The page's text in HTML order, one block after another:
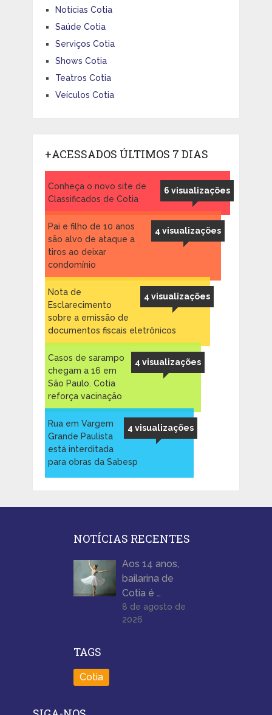
Notícias Cotia
Saúde Cotia
Serviços Cotia
Shows Cotia
Teatros Cotia
Veículos Cotia
+ACESSADOS ÚLTIMOS 7 DIAS
6 visualizações
Conheça o novo site de
Classificados de Cotia
4 visualizações
Pai e filho de 10 anos
são alvo de ataque a
tiros ao deixar
condomínio
4 visualizações
Nota de
Esclarecimento
sobre a emissão de
documentos fiscais eletrônicos
4 visualizações
Casos de sarampo
chegam a 16 em
São Paulo. Cotia
reforça vacinação
4 visualizações
Rua em Vargem
Grande Paulista
está interditada
para obras da Sabesp
NOTÍCIAS RECENTES
Aos 14 anos,
bailarina de
Cotia é …
8 de agosto de
2026
TAGS
Cotia